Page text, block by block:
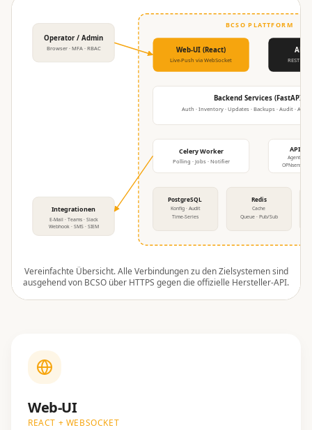
Operator / Admin
Browser · MFA · RBAC
Integrationen
E-Mail · Teams · Slack
Webhook · SMS · SIEM
BCSO PLATTFORM
Web-UI (React)
Live-Push via WebSocket
API
REST ·
Backend Services (FastAPI)
Auth · Inventory · Updates · Backups · Audit ·
Celery Worker
Polling · Jobs · Notifier
API-
OPNsense ·
PostgreSQL
Konfig · Audit
Time-Series
Redis
Cache
Queue · Pub/Sub
Vereinfachte Übersicht. Alle Verbindungen zu den Zielsystemen sind
ausgehend von BCSO über HTTPS gegen die offizielle Hersteller-API.
Web-UI
REACT + WEBSOCKET